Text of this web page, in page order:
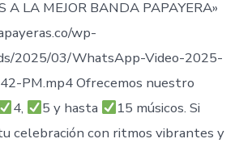
A LA MEJOR BANDA PAPAYERA»
wp-
2025/03/WhatsApp-Video-2025-
PM.mp4 Ofrecemos nuestro
4, 5 y hasta
15 músicos. Si
celebración con ritmos vibrantes y